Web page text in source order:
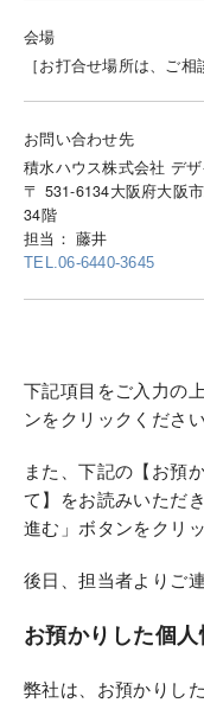
会場
［お打合せ場所は、ご相
お問い合わせ先
積水ハウス株式会社 デ
〒 531-6134大阪府大阪
34階
担当： 藤井
TEL.06-6440-3645
下記項目をご入力の
ンをクリックください
また、下記の【お預
て】をお読みいただ
進む」ボタンをクリ
後日、担当者よりご
お預かりした個
弊社は、お預かりし